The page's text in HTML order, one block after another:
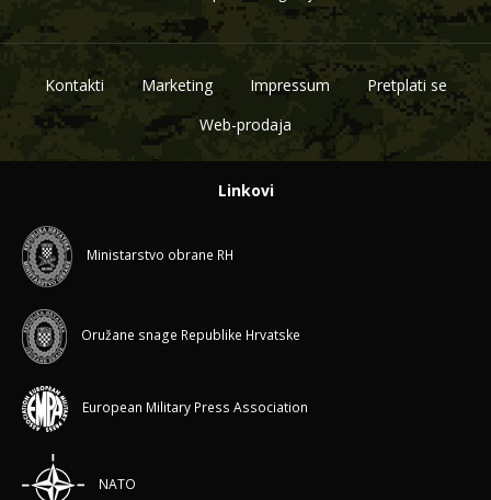
Kontakti Marketing Impressum
Pretplati se
Web-prodaja
Linkovi
Ministarstvo obrane RH
Oružane snage Republike Hrvatske
European Military Press Association
NATO